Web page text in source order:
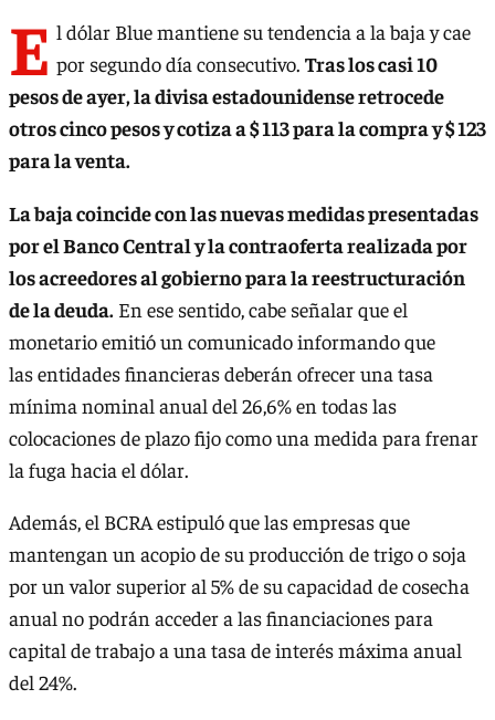
E l dólar Blue mantiene su tendencia a la baja y cae
por segundo día consecutivo. Tras los casi 10
pesos de ayer, la divisa estadounidense retrocede
otros cinco pesos y cotiza a $ 113 para la compra y $ 123
para la venta.
La baja coincide con las nuevas medidas presentadas
por el Banco Central y la contraoferta realizada por
los acreedores al gobierno para la reestructuración
de la deuda. En ese sentido, cabe señalar que el
monetario emitió un comunicado informando que
las entidades financieras deberán ofrecer una tasa
mínima nominal anual del 26,6% en todas las
colocaciones de plazo fijo como una medida para frenar
la fuga hacia el dólar.
Además, el BCRA estipuló que las empresas que
mantengan un acopio de su producción de trigo o soja
por un valor superior al 5% de su capacidad de cosecha
anual no podrán acceder a las financiaciones para
capital de trabajo a una tasa de interés máxima anual
del 24%.